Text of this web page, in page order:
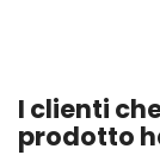
I clienti
prodotto